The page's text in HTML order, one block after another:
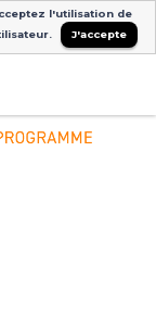
l'utilisation de
J'accepte